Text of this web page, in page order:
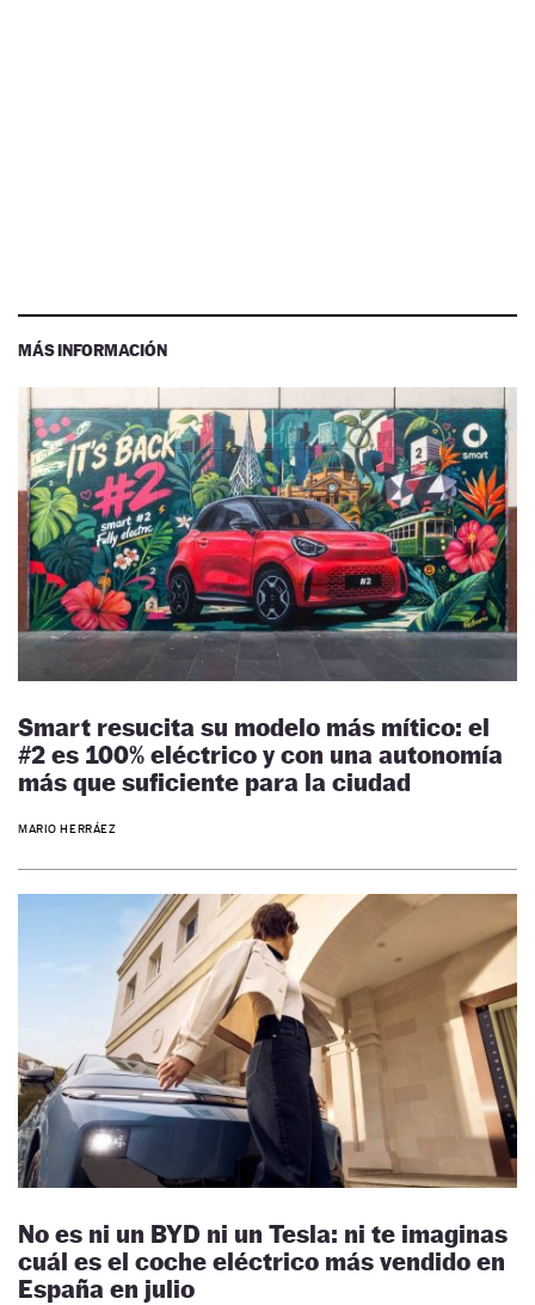
MÁS INFORMACIÓN
Smart resucita su modelo más mítico: el
#2 es 100% eléctrico y con una autonomía
más que suficiente para la ciudad
MARIO HERRÁEZ
No es ni un BYD ni un Tesla: ni te imaginas
cuál es el coche eléctrico más vendido en
España en julio